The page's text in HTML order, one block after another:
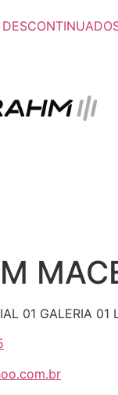
01 GALERIA 01